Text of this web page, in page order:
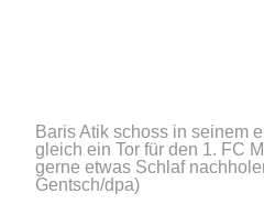
Baris Atik schoss in seinem
gleich ein Tor für den 1. FC
gerne etwas Schlaf
Gentsch/dpa)